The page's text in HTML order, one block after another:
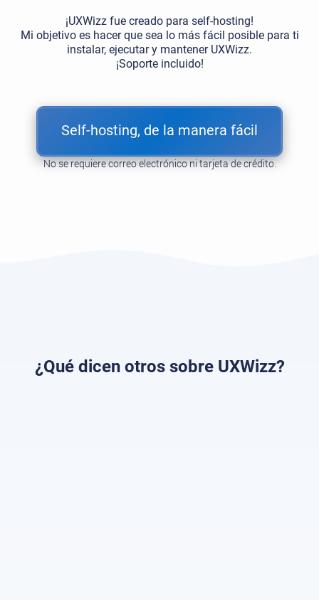
¡UXWizz fue creado para self-hosting!
Mi objetivo es hacer que sea lo más fácil posible para ti
instalar, ejecutar y mantener UXWizz.
¡Soporte incluido!
Self-hosting, de la manera fácil
No se requiere correo electrónico ni tarjeta de crédito.
¿Qué dicen otros sobre UXWizz?